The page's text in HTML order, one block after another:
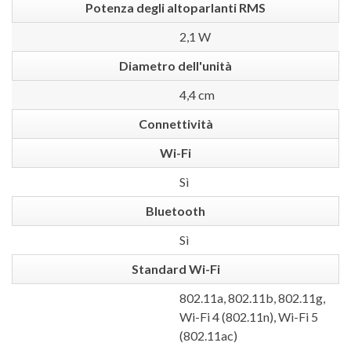
Potenza degli altoparlanti RMS
2,1 W
Diametro dell'unità
4,4 cm
Connettività
Wi-Fi
Sì
Bluetooth
Sì
Standard Wi-Fi
802.11a, 802.11b, 802.11g,
Wi-Fi 4 (802.11n), Wi-Fi 5
(802.11ac)